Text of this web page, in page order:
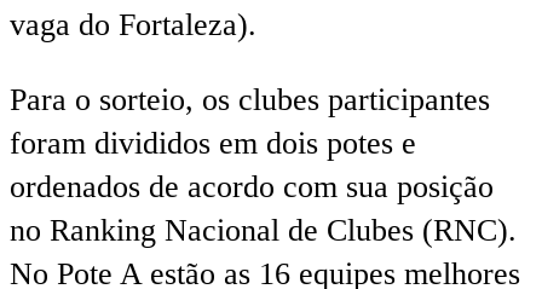
vaga do Fortaleza).
Para o sorteio, os clubes participantes
foram divididos em dois potes e
ordenados de acordo com sua posição
no Ranking Nacional de Clubes (RNC).
No Pote A estão as 16 equipes melhores